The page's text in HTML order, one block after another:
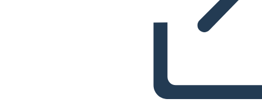
Copiez ce storyboard